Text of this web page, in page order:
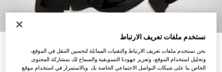
قميص من قماش مائع بنقش GG
€ 1.625
نستخدم ملفات تعريف الارتباط
نحن نستخدم ملفات تعريف الارتباط والتقنيات المماثلة لتحسين التنقل في الموقع،
وتحليل استخدام الموقع، وتعزيز جهودنا التسويقية والسماح لك بمشاركة المحتوى
الخاص بنا على شبكات التواصل الاجتماعي الخاصة بك. وبالاستمرار في استخدام موقع